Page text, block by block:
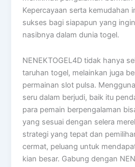
Kepercayaan serta kemudahan
sukses bagi siapapun yang
nasibnya dalam dunia togel.
NENEKTOGEL4D tidak hanya
taruhan togel, melainkan juga
permainan slot pulsa.
seru dalam berjudi, baik itu
para pemain berpengalaman
yang sesuai dengan selera
strategi yang tepat dan
cermat, peluang untuk
kian besar. Gabung dengan